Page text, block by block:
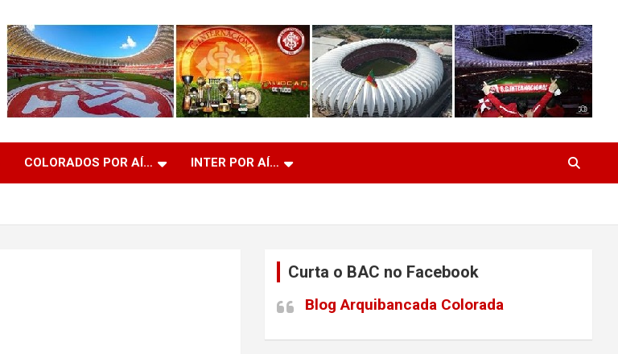
COLORADOS POR AÍ… INTER POR AÍ…
Curta o BAC no Facebook
Blog Arquibancada Colorada